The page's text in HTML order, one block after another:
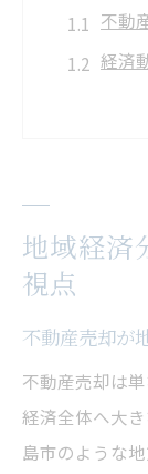
不動
経済
不
産業構造
不動
点
主要
地域
地域経済
視点
不動産売却が
不動産売却は
経済全体へ大
島市のような